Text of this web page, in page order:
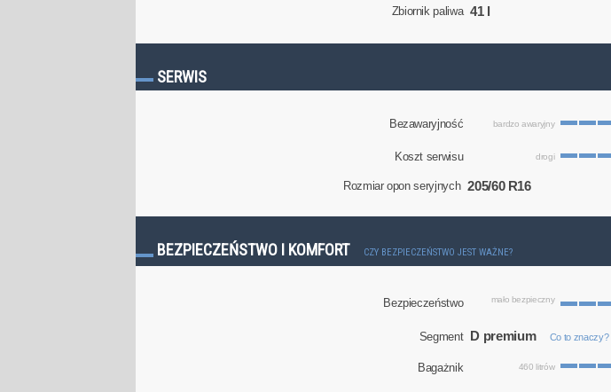
Zbiornik paliwa 41 l
SERWIS
Bezawaryjność bardzo awaryjny
Koszt serwisu drogi
Rozmiar opon seryjnych 205/60 R16
BEZPIECZEŃSTWO I KOMFORT CZY BEZPIECZEŃSTWO JEST WAŻNE?
Bezpieczeństwo mało bezpieczny
Segment D premium Co to znaczy?
Bagażnik 460 litrów